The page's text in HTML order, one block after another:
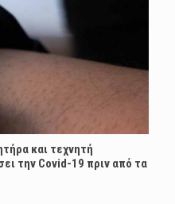
και τεχνητή
την Covid-19 πριν από τα